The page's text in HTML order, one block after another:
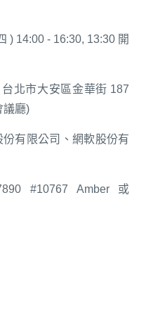
) 14:00 - 16:30, 13:30 開
北市大安區金華街 187
議廳)
有限公司、網軟股份有
#10767 Amber 或